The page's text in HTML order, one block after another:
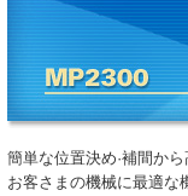
簡単な位置決め·補間か
お客さまの機械に最適な